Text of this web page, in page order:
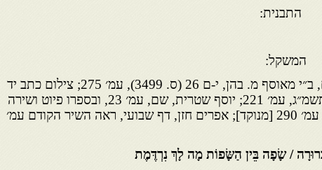
התבנית:
אוטוגרף מקיף לד. קיים, ב״י מאוסף מ. בהן, י-ם 26 (ס. 3499), עמ׳ 275; צילום כתב יד
׳שירי דודים/ ירושלים תשמ״ג, עמ׳ 221; יוסף שטרית, שם, עמ׳ 23, ובספרו פיוט ושירה
ביהדות מרוקו, תשנ״ט, עמ׳ 290 [מנוקד]; אפרים חזן, דף שבועי, ראה השיר הקודם עמ׳
/ שָׂפָה בֵּין הַשָּׂפוֹת מָה לָךְ נִרְדֶּמֶת